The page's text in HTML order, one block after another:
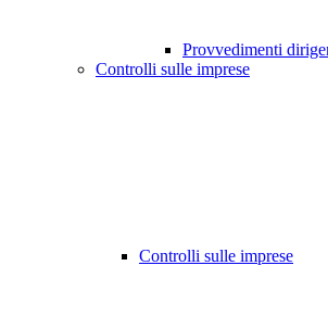
Provvedimenti
Controlli sulle imprese
Controlli sulle imprese